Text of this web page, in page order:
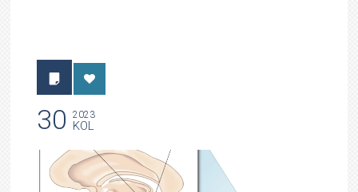
30 2023
KOL